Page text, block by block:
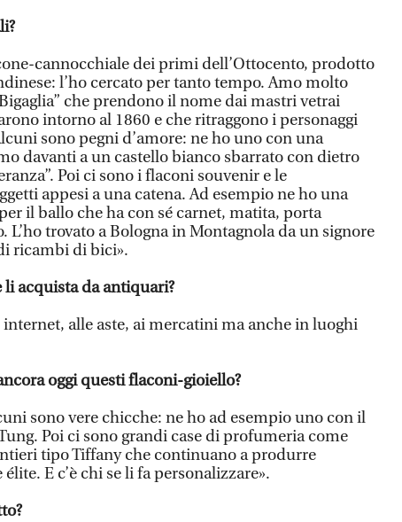
cannocchiale dei primi dell’Ottocento, prodotto
l’ho cercato per tanto tempo. Amo molto
che prendono il nome dai mastri vetrai
intorno al 1860 e che ritraggono i personaggi
sono pegni d’amore: ne ho uno con una
davanti a un castello bianco sbarrato con dietro
Poi ci sono i flaconi souvenir e le
appesi a una catena. Ad esempio ne ho una
il ballo che ha con sé carnet, matita, porta
L’ho trovato a Bologna in Montagnola da un signore
ricambi di bici».
acquista da antiquari?
alle aste, ai mercatini ma anche in luoghi
oggi questi flaconi-gioiello?
sono vere chicche: ne ho ad esempio uno con il
Poi ci sono grandi case di profumeria come
tipo Tiffany che continuano a produrre
E c’è chi se li fa personalizzare».